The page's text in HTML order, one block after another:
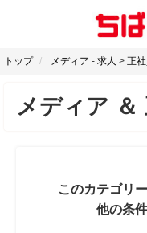
トップ メディア - 求人 > 正
メディア ＆
このカテゴリ
他の条